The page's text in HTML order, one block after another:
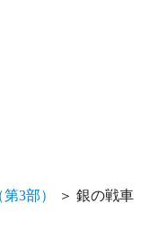
3部） ＞ 銀の戦車